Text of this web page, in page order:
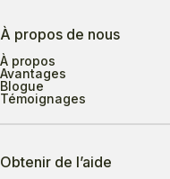
À propos de nous
À propos
Avantages
Blogue
Témoignages
Obtenir de l’aide